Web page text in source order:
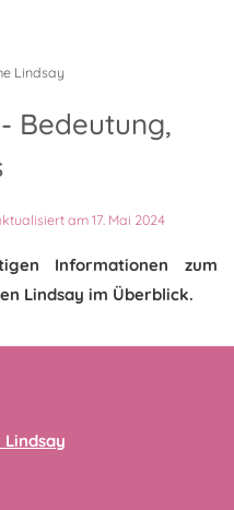
Lindsay
Bedeutung,
am 17. Mai 2024
Informationen zum
Lindsay im Überblick.